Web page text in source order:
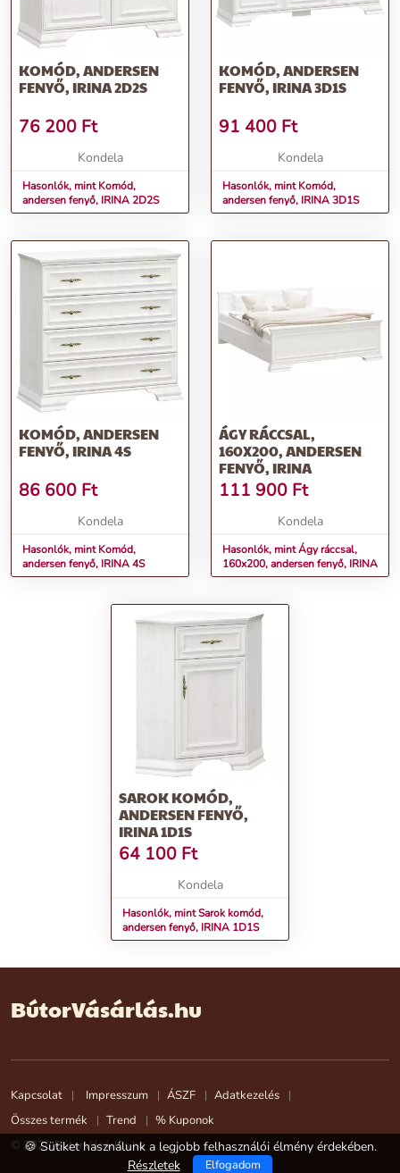
KOMÓD, ANDERSEN
FENYŐ, IRINA 2D2S
76 200 Ft
Kondela
Hasonlók, mint Komód,
andersen fenyő, IRINA 2D2S
KOMÓD, ANDERSEN
FENYŐ, IRINA 3D1S
91 400 Ft
Kondela
Hasonlók, mint Komód,
andersen fenyő, IRINA 3D1S
KOMÓD, ANDERSEN
FENYŐ, IRINA 4S
86 600 Ft
Kondela
Hasonlók, mint Komód,
andersen fenyő, IRINA 4S
ÁGY RÁCCSAL,
160X200, ANDERSEN
FENYŐ, IRINA
111 900 Ft
Kondela
Hasonlók, mint Ágy ráccsal,
160x200, andersen fenyő, IRINA
SAROK KOMÓD,
ANDERSEN FENYŐ,
IRINA 1D1S
64 100 Ft
Kondela
Hasonlók, mint Sarok komód,
andersen fenyő, IRINA 1D1S
BútorVásárlás.hu
Kapcsolat Impresszum ÁSZF
Adatkezelés
Összes termék
Trend
% Kuponok
© 2026 BútorVásárlás.hu
🍪 Sütiket használunk a legjobb felhasználói élmény érdekében.
Részletek
Elfogadom